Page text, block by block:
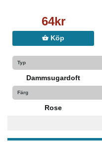
64kr
Köp
Typ
Dammsugardoft
Färg
Rose